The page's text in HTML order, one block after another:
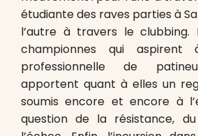
étudiante des raves parties à
l’autre à travers le clubbing.
championnes qui
professionnelle de
apportent quant à elles un
soumis encore et encore à
question de la résistance,